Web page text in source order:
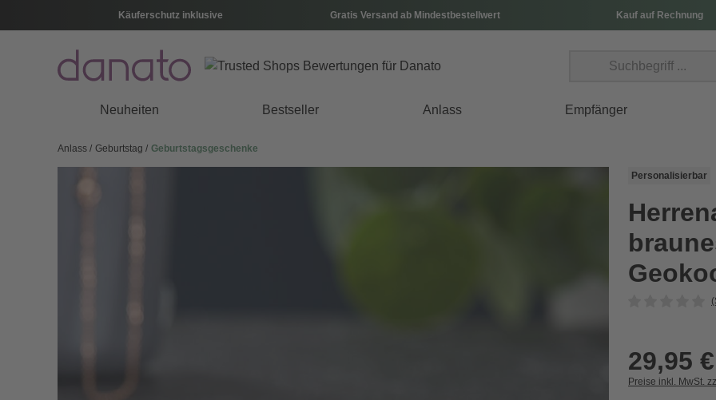
Käuferschutz inklusive Gratis Versand ab Mindestbestellwert Kauf auf Rechnung
Neuheiten Bestseller Anlass Empfänger
Anlass Geburtstag Geburtstagsgeschenke
Personalisierbar
29,95 €
Preise inkl. MwSt.